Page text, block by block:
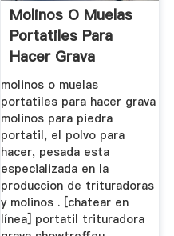
Molinos O Muelas
Portatiles Para
Hacer Grava
molinos o muelas
portatiles para hacer grava
molinos para piedra
portatil, el polvo para
hacer, pesada esta
especializada en la
produccion de trituradoras
y molinos . [chatear en
línea] portatil trituradora